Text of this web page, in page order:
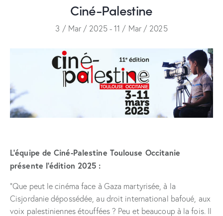
Ciné-Palestine
3 / Mar / 2025-11 / Mar / 2025
L’équipe de Ciné-Palestine Toulouse Occitanie
présente l’édition 2025 :
“Que peut le cinéma face à Gaza martyrisée, à la
Cisjordanie dépossédée, au droit international bafoué, aux
voix palestiniennes étouffées ? Peu et beaucoup à la fois. Il